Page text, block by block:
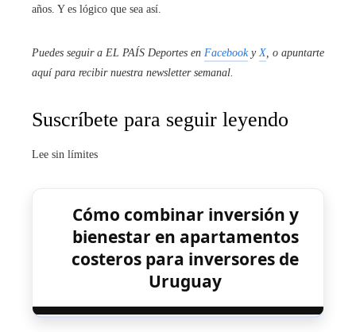
años. Y es lógico que sea así.
Puedes seguir a EL PAÍS Deportes en Facebooky X , o apuntarte
aquí para recibir nuestra newsletter semanal
Suscríbete para seguir leyendo
Lee sin límites
Cómo combinar inversión y
bienestar en apartamentos
costeros para inversores de
Uruguay